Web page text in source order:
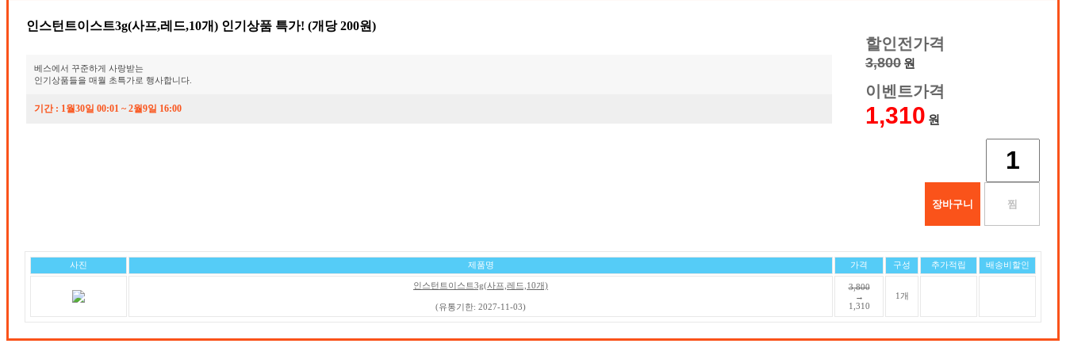
인스턴트이스트3g(사프,레드,10개) 인기상품 특가! (개당 200원)
베스에서 꾸준하게 사랑받는
인기상품들을 매월 초특가로 행사합니다.
기간 : 1월30일 00:01 ~ 2월9일 16:00
할인전가격
3,800 원
이벤트가격
1,310 원
사진 제품명 가격 구성 추가적립 배송비할인
인스턴트이스트3g(사프,레드,10개)
(유통기한: 2027-11-03)
3,800
→
1,310
1개